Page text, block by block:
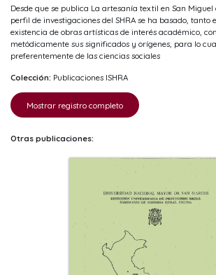
Desde que se publica La artesanía textil en San Miguel
perfil de investigaciones del SHRA se ha basado, tanto
existencia de obras artísticas de interés académico,
metódicamente sus significados y orígenes, para lo
preferentemente de las ciencias sociales
Colección: Publicaciones ISHRA
Mostrar registro completo
Otras publicaciones: